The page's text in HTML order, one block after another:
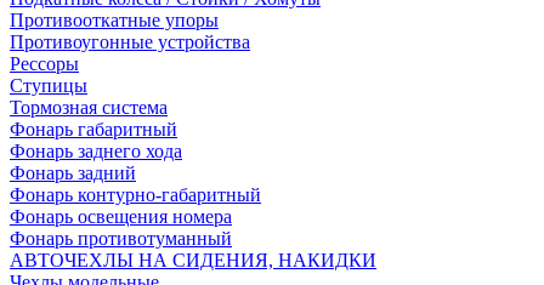
Противооткатные упоры
Противоугонные устройства
Рессоры
Ступицы
Тормозная система
Фонарь габаритный
Фонарь заднего хода
Фонарь задний
Фонарь контурно-габаритный
Фонарь освещения номера
Фонарь противотуманный
АВТОЧЕХЛЫ НА СИДЕНИЯ, НАКИДКИ